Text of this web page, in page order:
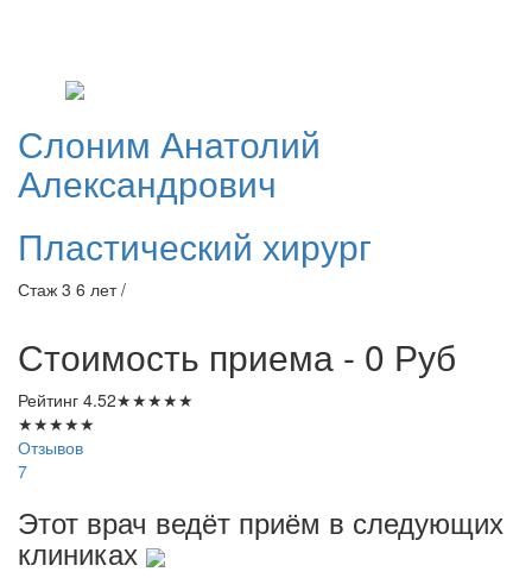
Слоним Анатолий
Александрович
Пластический хирург
Стаж 3 6 лет /
Стоимость приема - 0 Руб
Рейтинг 4.52★★★★★
★★★★★
Отзывов
7
Этот врач ведёт приём в следующих
клиниках